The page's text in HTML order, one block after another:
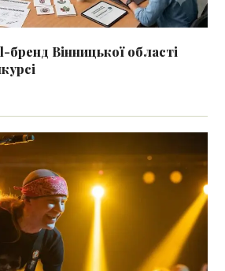
Вінницької області